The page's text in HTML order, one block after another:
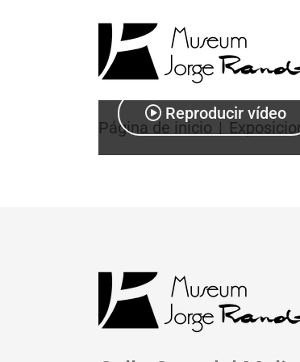
Página de inicio
Nos gustaría señalar que
más detalles, consulte la
Reproducir vídeo